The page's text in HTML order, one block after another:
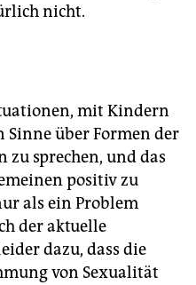
nicht.
mit Kindern
über Formen der
sprechen, und das
positiv zu
als ein Problem
der aktuelle
dazu, dass die
von Sexualität